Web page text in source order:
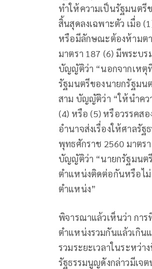
ทำให้ความเป็นรัฐมนตรี
สิ้นสุดลงเฉพาะตัว เมื่อ
หรือมีลักษณะต้องห้ามตา
มาตรา 187 (6) มีพระบ
บัญญัติว่า “นอกจากเหตุ
รัฐมนตรีของนายกรัฐมน
สาม บัญญัติว่า “ให้นำคว
(4) หรือ (5) หรือวรรคส
อำนาจส่งเรื่องให้ศาลรั
พุทธศักราช 2560 มาตร
บัญญัติว่า “นายกรัฐมนต
ตำแหน่งติดต่อกันหรือไ
ตำแหน่ง”
พิจารณาแล้วเห็นว่า กา
ตำแหน่งรวมกันแล้วเกิน
รวมระยะเวลาในระห
รัฐธรรมนูญดังกล่าวมีเจ